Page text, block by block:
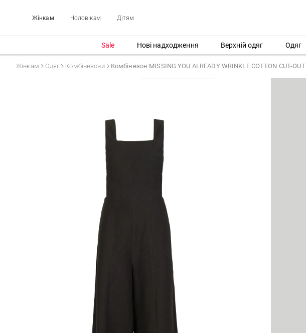
Жінкам Чоловікам Дітям
Sale Нові надходження Верхній одяг Одяг
Жінкам Одяг Комбінезони Комбінезон MISSING YOU ALREADY WRINKLE COTTON CUT-OUT